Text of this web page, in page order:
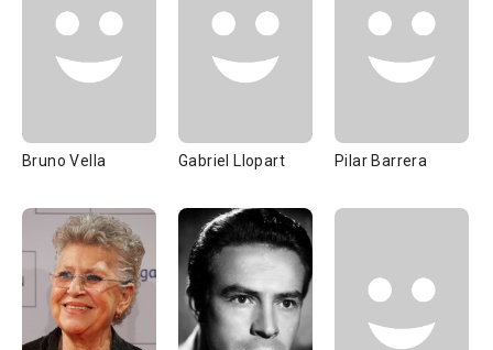
Bruno Vella Gabriel Llopart Pilar Barrera